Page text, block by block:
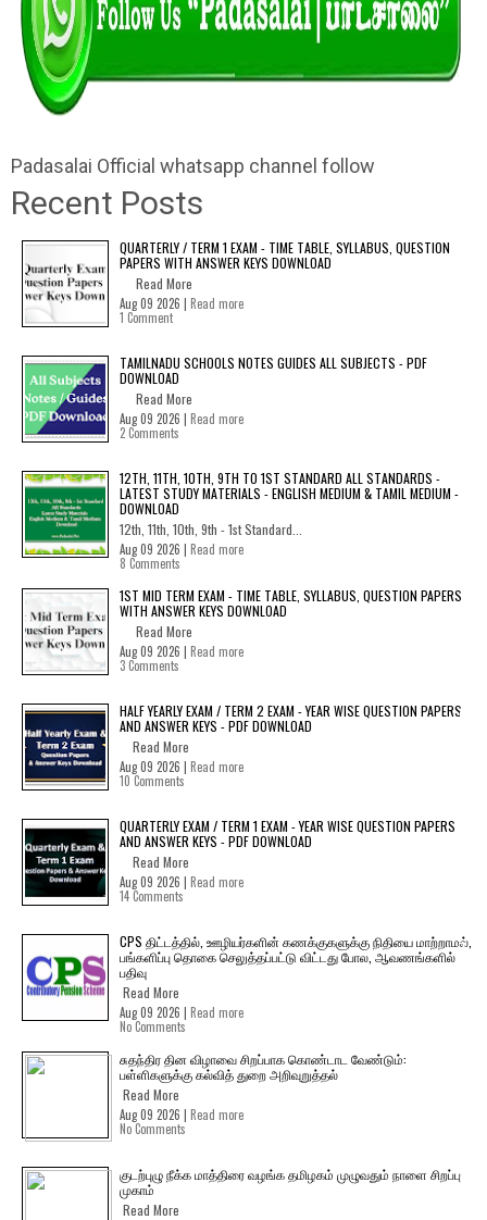
Padasalai Official whatsapp channel follow
Recent Posts
QUARTERLY / TERM 1 EXAM - TIME TABLE, SYLLABUS, QUESTION
PAPERS WITH ANSWER KEYS DOWNLOAD
Read More
Aug 09 2026 | Read more
1 Comment
TAMILNADU SCHOOLS NOTES GUIDES ALL SUBJECTS - PDF
DOWNLOAD
Read More
Aug 09 2026 | Read more
2 Comments
12TH, 11TH, 10TH, 9TH TO 1ST STANDARD ALL STANDARDS -
LATEST STUDY MATERIALS - ENGLISH MEDIUM & TAMIL MEDIUM -
DOWNLOAD
12th, 11th, 10th, 9th - 1st Standard...
Aug 09 2026 | Read more
8 Comments
1ST MID TERM EXAM - TIME TABLE, SYLLABUS, QUESTION PAPERS
WITH ANSWER KEYS DOWNLOAD
Read More
Aug 09 2026 | Read more
3 Comments
HALF YEARLY EXAM / TERM 2 EXAM - YEAR WISE QUESTION PAPERS
AND ANSWER KEYS - PDF DOWNLOAD
Read More
Aug 09 2026 | Read more
10 Comments
QUARTERLY EXAM / TERM 1 EXAM - YEAR WISE QUESTION PAPERS
AND ANSWER KEYS - PDF DOWNLOAD
Read More
Aug 09 2026 | Read more
14 Comments
CPS திட்டத்தில், ஊழியர்களின் கணக்குகளுக்கு நிதியை மாற்றாமல்,
பங்களிப்பு தொகை செலுத்தப்பட்டு விட்டது போல, ஆவணங்களில்
பதிவு
Read More
Aug 09 2026 | Read more
No Comments
சுதந்திர தின விழாவை சிறப்பாக கொண்டாட வேண்டும்:
பள்ளிகளுக்கு கல்வித் துறை அறிவுறுத்தல்
Read More
Aug 09 2026 | Read more
No Comments
குடற்புழு நீக்க மாத்திரை வழங்க தமிழகம் முழுவதும் நாளை சிறப்பு
முகாம்
Read More